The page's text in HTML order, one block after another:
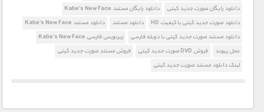
دانلود رایگان صورت جدید کیتی
دانلود رایگان مستند Katie's New Face
دانلود صورت جدید کیتی با کیفیت HD
دانلود مستند
دانلود مستند Katie's New Face
دانلود مستند صورت جدید کیتی با دوبله فارسی
زیرنویس فارسی Katie's New Face
عمل پیوند
فروش DVD صورت جدید کیتی
فروش مستند صورت جدید کیتی
لینک دانلود مستند صورت جدید کیتی